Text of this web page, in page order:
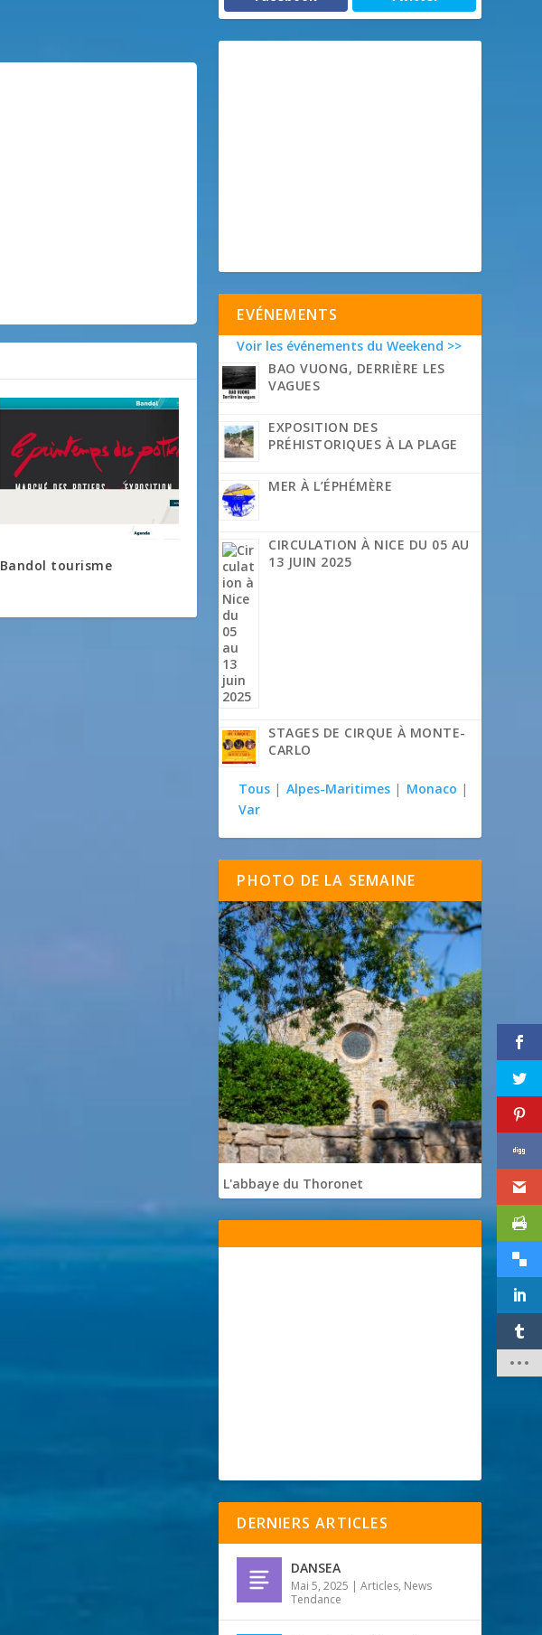
Bandol tourisme
EVÉNEMENTS
Voir les événements du Weekend >>
BAO VUONG, DERRIÈRE LES
VAGUES
EXPOSITION DES
PRÉHISTORIQUES À LA PLAGE
MER À L’ÉPHÉMÈRE
CIRCULATION À NICE DU 05 AU
13 JUIN 2025
STAGES DE CIRQUE À MONTE-
CARLO
Tous | Alpes-Maritimes | Monaco |
Var
PHOTO DE LA SEMAINE
L'abbaye du Thoronet
DERNIERS ARTICLES
DANSEA
Mai 5, 2025 |Articles, News
Tendance